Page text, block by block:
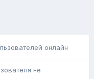
онлайн
не